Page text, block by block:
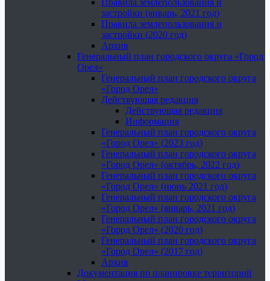
Правила землепользования и
застройки (январь, 2021 год)
Правила землепользования и
застройки (2020 год)
Архив
Генеральный план городского округа «Город
Орел»
Генеральный план городского округа
«Город Орел»
Действующая редакция
Действующая редакция
Информация
Генеральный план городского округа
«Город Орел» (2023 год)
Генеральный план городского округа
«Город Орел» (октябрь, 2022 год)
Генеральный план городского округа
«Город Орел» (июнь 2021 год)
Генеральный план городского округа
«Город Орел» (январь, 2021 год)
Генеральный план городского округа
«Город Орел» (2020 год)
Генеральный план городского округа
«Город Орел» (2017 год)
Архив
Документация по планировке территорий